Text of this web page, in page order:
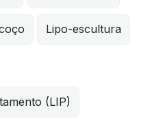
Lipo-escultura
(LIP)